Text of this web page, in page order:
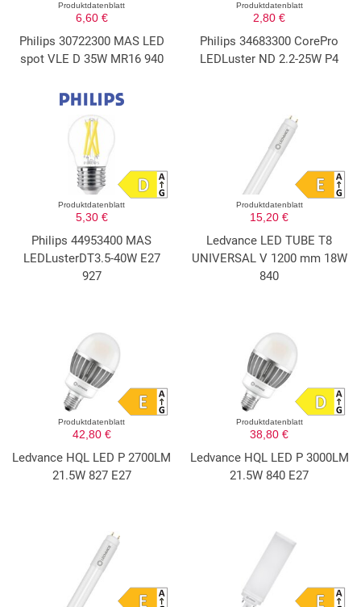
Produktdatenblatt
6,60 €
Philips 30722300 MAS LED
spot VLE D 35W MR16 940
Produktdatenblatt
2,80 €
Philips 34683300 CorePro
LEDLuster ND 2.2-25W P4
Produktdatenblatt
5,30 €
Philips 44953400 MAS
LEDLusterDT3.5-40W E27
927
Produktdatenblatt
15,20 €
Ledvance LED TUBE T8
UNIVERSAL V 1200 mm 18W
840
Produktdatenblatt
42,80 €
Ledvance HQL LED P 2700LM
21.5W 827 E27
Produktdatenblatt
38,80 €
Ledvance HQL LED P 3000LM
21.5W 840 E27